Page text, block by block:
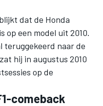
dat de Honda
op een model uit 2010.
teruggekeerd naar de
hij in augustus 2010
op de
comeback